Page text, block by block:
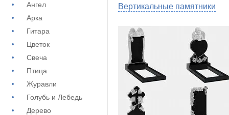
Ангел
Арка
Гитара
Цветок
Свеча
Птица
Журавли
Голубь и Лебедь
Дерево
Вертикальные памятники